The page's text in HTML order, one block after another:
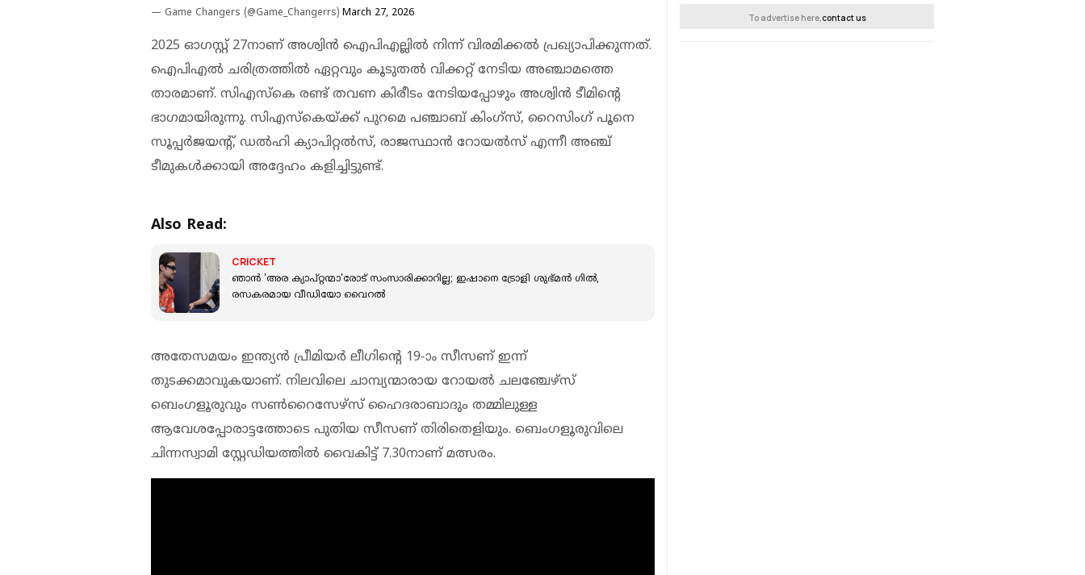
— Game Changers (@Game_Changerrs) March 27, 2026
2025 ഓഗസ്റ്റ് 27നാണ് അശ്വിൻ ഐപിഎല്ലിൽ നിന്ന് വിരമിക്കൽ പ്രഖ്യാപിക്കുന്നത്.
ഐപിഎൽ ചരിത്രത്തിൽ ഏറ്റവും കൂടുതൽ വിക്കറ്റ് നേടിയ അഞ്ചാമത്തെ
താരമാണ്. സിഎസ്കെ രണ്ട് തവണ കിരീടം നേടിയപ്പോഴും അശ്വിൻ ടീമിന്റെ
ഭാഗമായിരുന്നു. സിഎസ്കെയ്ക്ക് പുറമെ പഞ്ചാബ് കിംഗ്സ്, റൈസിംഗ് പൂനെ
സൂപ്പർജയന്റ്, ഡൽഹി ക്യാപിറ്റൽസ്, രാജസ്ഥാൻ റോയൽസ് എന്നീ അഞ്ച്
ടീമുകൾക്കായി അദ്ദേഹം കളിച്ചിട്ടുണ്ട്.
Also Read:
CRICKET
ഞാൻ 'അര ക്യാപ്റ്റന്മാ'രോട് സംസാരിക്കാറില്ല; ഇഷാനെ ട്രോളി ശുഭ്മൻ ഗില്‍,
രസകരമായ വീഡിയോ വൈറല്‍
അതേസമയം ഇന്ത്യന്‍ പ്രീമിയര്‍ ലീഗിന്റെ 19-ാം സീസണ് ഇന്ന്
തുടക്കമാവുകയാണ്. നിലവിലെ ചാമ്പ്യന്മാരായ റോയല്‍ ചലഞ്ചേഴ്‌സ്
ബെംഗളൂരുവും സണ്‍റൈസേഴ്‌സ് ഹൈദരാബാദും തമ്മിലുള്ള
ആവേശപ്പോരാട്ടത്തോടെ പുതിയ സീസണ് തിരിതെളിയും. ബെംഗളൂരുവിലെ
ചിന്നസ്വാമി സ്റ്റേഡിയത്തില്‍ വൈകിട്ട് 7.30നാണ് മത്സരം.
To advertise here, contact us